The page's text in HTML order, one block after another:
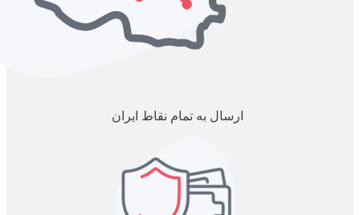
ارسال به تمام نقاط ایران